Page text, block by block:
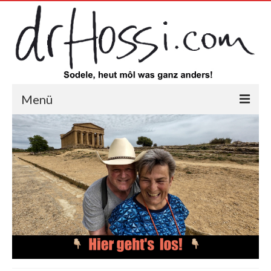
Menü
HOME
drHOSSi Videos YouTube
drHOSSi auf Instagram
drHOSSi auf Facebook
DieManu-Faktur.com
dieManu auf Instagram